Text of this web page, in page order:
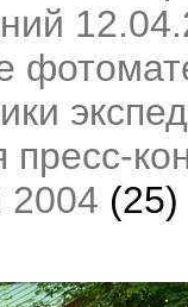
пресс-
2004 (25)